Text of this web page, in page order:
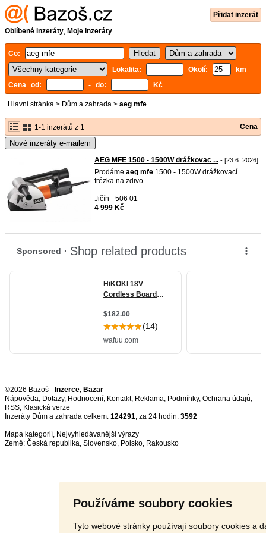
Používáme soubory cookies
Tyto webové stránky používají soubory cookies a
Přidat inzerát
Oblíbené inzeráty, Moje inzeráty
Co:
Lokalita:
Okolí:
km
Cena od:
- do: Kč
Hlavní stránka > Dům a zahrada > aeg mfe
1-1 inzerátů z 1 Cena
Nové inzeráty e-mailem
AEG MFE 1500 - 1500W drážkovac ... - [23.6. 2026]
Prodáme aeg mfe 1500 - 1500W drážkovací
frézka na zdivo ...
Jičín - 506 01
4 999 Kč
©2026 Bazoš - Inzerce, Bazar
Nápověda, Dotazy, Hodnocení, Kontakt, Reklama, Podmínky, Ochrana údajů,
RSS,
Inzeráty Dům a zahrada celkem: 124291, za 24 hodin: 3592
Mapa kategorií, Nejvyhledávanější výrazy
Země: Česká republika, Slovensko, Polsko, Rakousko